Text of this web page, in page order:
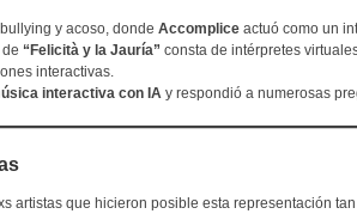
y acoso, donde Accomplice actuó como un
“Felicità y la Jauría” consta de intérpretes
interactivas.
interactiva con IA y respondió a numerosas
artistas que hicieron posible esta representación